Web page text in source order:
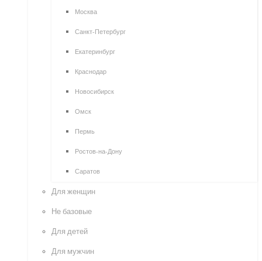
Москва
Санкт-Петербург
Екатеринбург
Краснодар
Новосибирск
Омск
Пермь
Ростов-на-Дону
Саратов
Для женщин
Не базовые
Для детей
Для мужчин